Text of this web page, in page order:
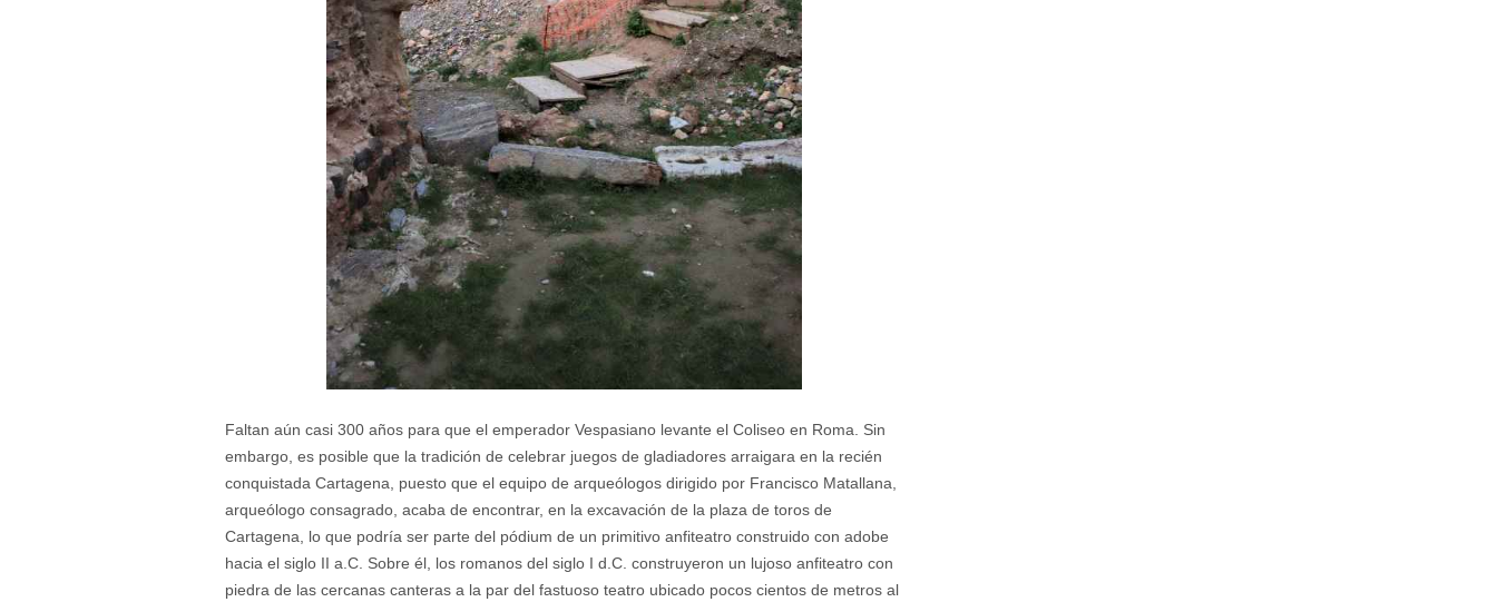
Faltan aún casi 300 años para que el emperador Vespasiano levante el Coliseo en Roma. Sin
embargo, es posible que la tradición de celebrar juegos de gladiadores arraigara en la recién
conquistada Cartagena, puesto que el equipo de arqueólogos dirigido por Francisco Matallana,
arqueólogo consagrado, acaba de encontrar, en la excavación de la plaza de toros de
Cartagena, lo que podría ser parte del pódium de un primitivo anfiteatro construido con adobe
hacia el siglo II a.C. Sobre él, los romanos del siglo I d.C. construyeron un lujoso anfiteatro con
piedra de las cercanas canteras a la par del fastuoso teatro ubicado pocos cientos de metros al